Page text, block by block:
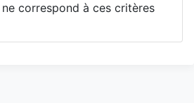
correspond à ces critères